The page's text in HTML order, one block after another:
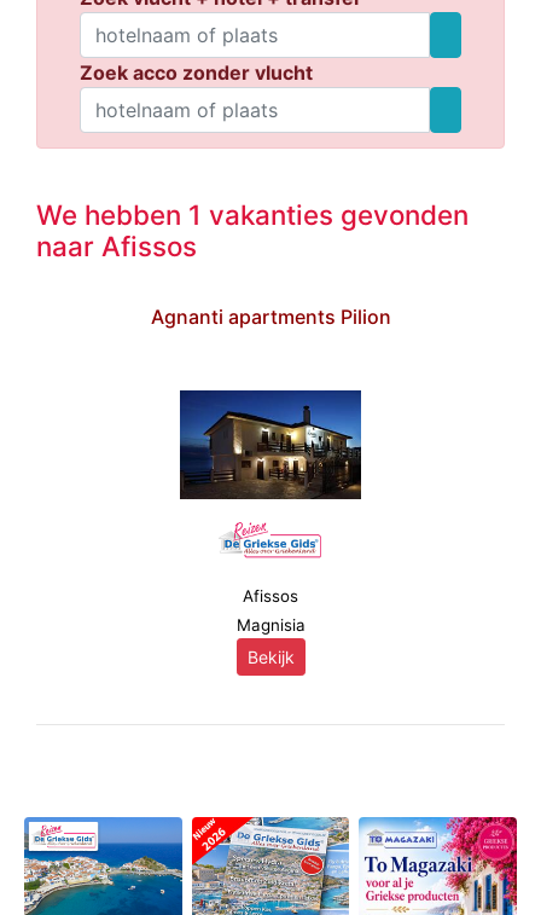
Zoek acco zonder vlucht
We hebben 1 vakanties gevonden
naar Afissos
Agnanti apartments Pilion
Afissos
Magnisia
Bekijk